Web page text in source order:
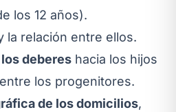
los 12 años).
la relación entre ellos.
deberes hacia los hijos
los progenitores.
de los domicilios,